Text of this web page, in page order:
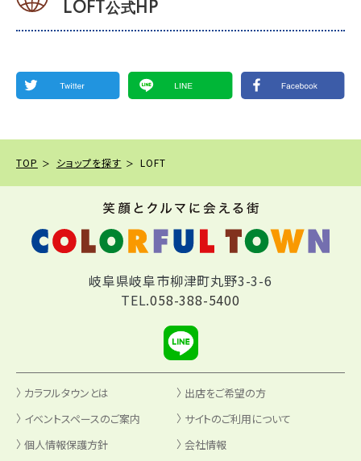
LOFT公式HP
TOP ショップを探す LOFT
岐阜県岐阜市柳津町丸野3-3-6
TEL.058-388-5400
カラフルタウンとは
出店をご希望の方
イベントスペースのご案内
サイトのご利用について
個人情報保護方針
会社情報